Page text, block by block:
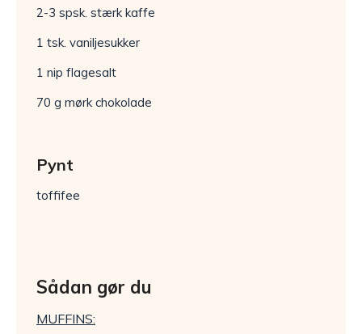
2-3 spsk. stærk kaffe
1 tsk. vaniljesukker
1 nip flagesalt
70 g mørk chokolade
Pynt
toffifee
Sådan gør du
MUFFINS: